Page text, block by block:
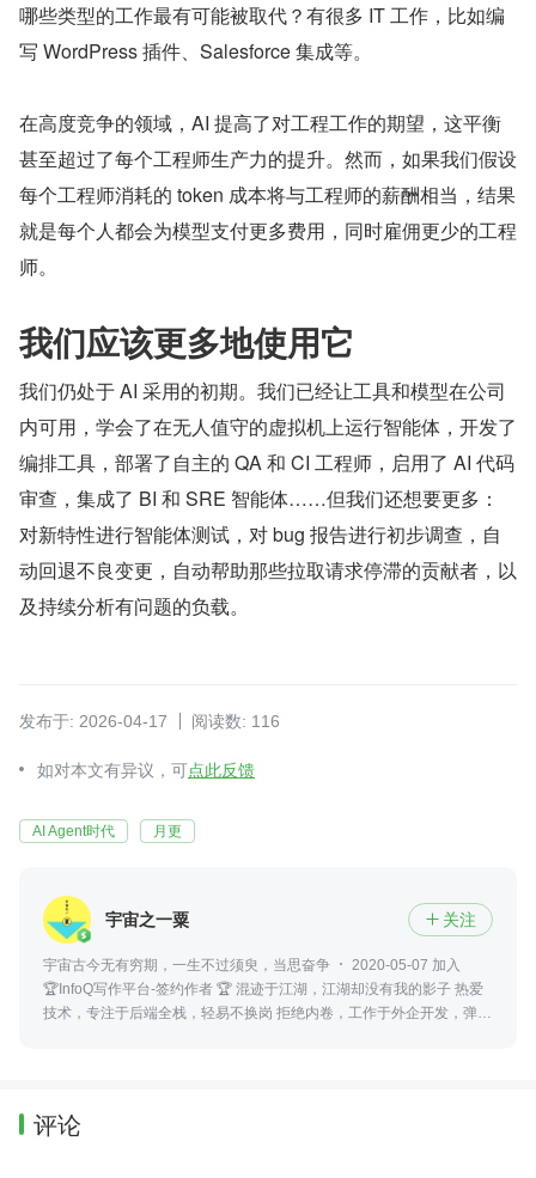
哪些类型的工作最有可能被取代？有很多 IT 工作，比如编
写 WordPress 插件、Salesforce 集成等。
在高度竞争的领域，AI 提高了对工程工作的期望，这平衡
甚至超过了每个工程师生产力的提升。然而，如果我们假设
每个工程师消耗的 token 成本将与工程师的薪酬相当，结果
就是每个人都会为模型支付更多费用，同时雇佣更少的工程
师。
我们应该更多地使用它
我们仍处于 AI 采用的初期。我们已经让工具和模型在公司
内可用，学会了在无人值守的虚拟机上运行智能体，开发了
编排工具，部署了自主的 QA 和 CI 工程师，启用了 AI 代码
审查，集成了 BI 和 SRE 智能体……但我们还想要更多：
对新特性进行智能体测试，对 bug 报告进行初步调查，自
动回退不良变更，自动帮助那些拉取请求停滞的贡献者，以
及持续分析有问题的负载。
发布于: 2026-04-17 阅读数: 116
如对本文有异议，可点此反馈
AI Agent时代 月更
宇宙之一粟  关注
宇宙古今无有穷期，一生不过须臾，当思奋争
2020-05-07 加入
🏆InfoQ写作平台-签约作者 🏆 混迹于江湖，江湖却没有我的影子 热爱
技术，专注于后端全栈，轻易不换岗 拒绝内卷，工作于外企开发，弹性
评论